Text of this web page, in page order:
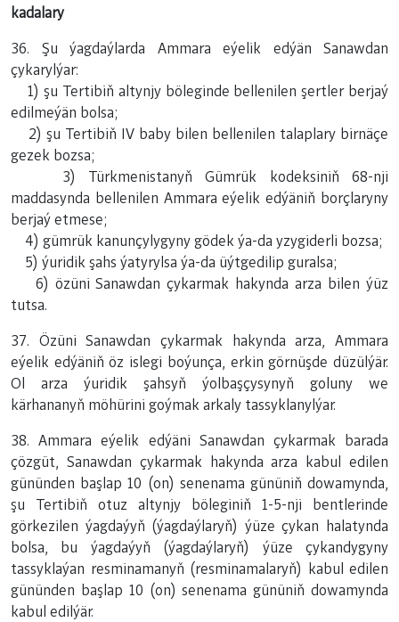
kadalary
36. Şu ýagdaýlarda Ammara eýelik edýän Sanawdan
çykarylýar:
1) şu Tertibiň altynjy böleginde bellenilen şertler berjaý
edilmeýän bolsa;
2) şu Tertibiň IV baby bilen bellenilen talaplary birnäçe
gezek bozsa;
3) Türkmenistanyň Gümrük kodeksiniň 68-nji
maddasynda bellenilen Ammara eýelik edýäniň borçlaryny
berjaý etmese;
4) gümrük kanunçylygyny gödek ýa-da yzygiderli bozsa;
5) ýuridik şahs ýatyrylsa ýa-da üýtgedilip guralsa;
6) özüni Sanawdan çykarmak hakynda arza bilen ýüz
tutsa.
37. Özüni Sanawdan çykarmak hakynda arza, Ammara
eýelik edýäniň öz islegi boýunça, erkin görnüşde düzülýär.
Ol arza ýuridik şahsyň ýolbaşçysynyň goluny we
kärhananyň möhürini goýmak arkaly tassyklanylýar.
38. Ammara eýelik edýäni Sanawdan çykarmak barada
çözgüt, Sanawdan çykarmak hakynda arza kabul edilen
gününden başlap 10 (on) senenama gününiň dowamynda,
şu Tertibiň otuz altynjy böleginiň 1-5-nji bentlerinde
görkezilen ýagdaýyň (ýagdaýlaryň) ýüze çykan halatynda
bolsa, bu ýagdaýyň (ýagdaýlaryň) ýüze çykandygyny
tassyklaýan resminamanyň (resminamalaryň) kabul edilen
gününden başlap 10 (on) senenama gününiň dowamynda
kabul edilýär.